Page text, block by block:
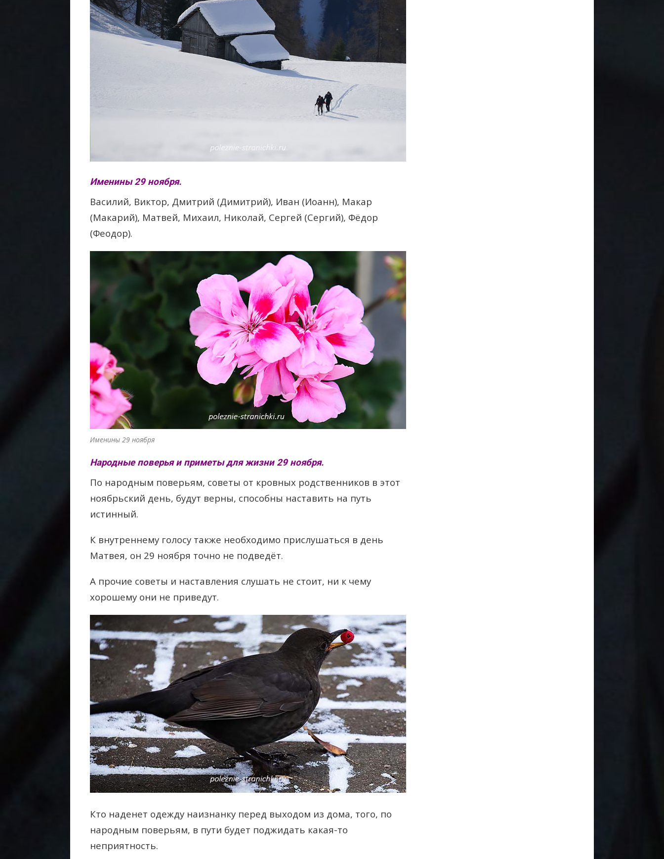
Именины 29 ноября.
Василий, Виктор, Дмитрий (Димитрий), Иван (Иоанн), Макар
(Макарий), Матвей, Михаил, Николай, Сергей (Сергий), Фёдор
(Феодор).
Именины 29 ноября
Народные поверья и приметы для жизни 29 ноября.
По народным поверьям, советы от кровных родственников в этот
ноябрьский день, будут верны, способны наставить на путь
истинный.
К внутреннему голосу также необходимо прислушаться в день
Матвея, он 29 ноября точно не подведёт.
А прочие советы и наставления слушать не стоит, ни к чему
хорошему они не приведут.
Кто наденет одежду наизнанку перед выходом из дома, того, по
народным поверьям, в пути будет поджидать какая-то
неприятность.